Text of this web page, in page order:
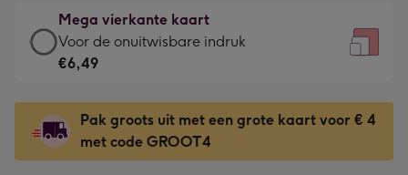
kleine
gelukwens
-
130
x
130
mm
-
€4,79
-
Meest
-
Dimensions:
167
Mega vierkante kaart
Mega
vierkante
-
€6,49
-
Voor de onuitwisbare indruk
€6,49
Pak groots uit met een grote kaart voor € 4
met code GROOT4